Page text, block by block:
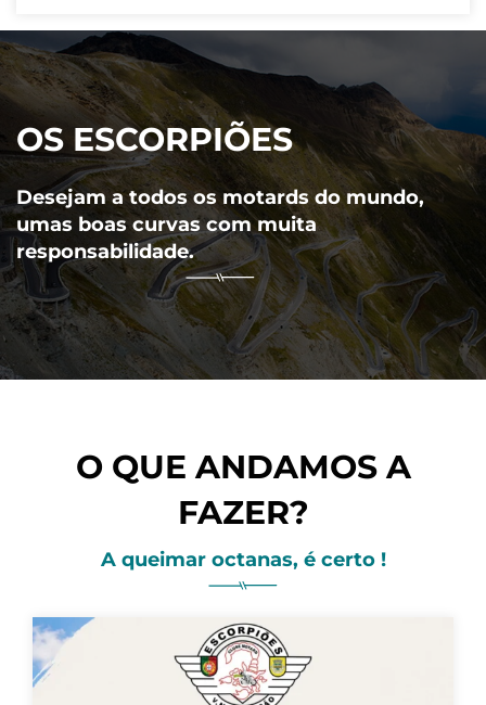
OS ESCORPIÕES
Desejam a todos os motards do mundo,
umas boas curvas com muita
responsabilidade.
O QUE ANDAMOS A
FAZER?
A queimar octanas, é certo !